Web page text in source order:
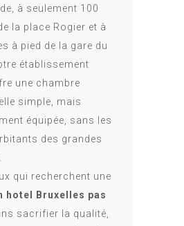
à seulement 100
la place Rogier et à
à pied de la gare du
établissement
une chambre
simple, mais
équipée, sans les
des grandes
qui recherchent une
hotel Bruxelles pas
sacrifier la qualité,